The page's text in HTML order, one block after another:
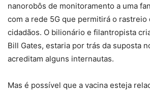
nanorobôs de monitoramento a uma
com a rede 5G que permitirá o rastreio
cidadãos. O bilionário e filantropista
Bill Gates, estaria por trás da suposta
acreditam alguns internautas.
Mas é possível que a vacina esteja